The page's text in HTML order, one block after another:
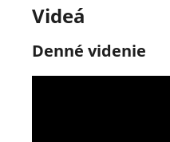
Videá
Denné videnie